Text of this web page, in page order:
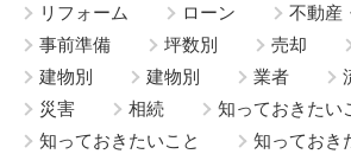
リフォーム
ローン
不動産
事前準備
坪数別 売却
建物別
建物別 業者
災害
相続
知っておきたい
知っておきたいこと
知っておき